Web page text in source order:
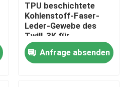
TPU beschichtete
Kohlenstoff-Faser-
Leder-Gewebe des
Twill-3K für
Geldbörsen/Taschen
Anfrage absenden